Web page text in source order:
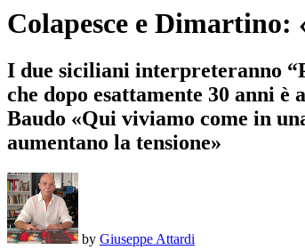
Colapesce e Dimartino:
I due siciliani interpreteranno
che dopo esattamente 30 anni
Baudo «Qui viviamo come in
aumentano la tensione»
by Giuseppe Attardi